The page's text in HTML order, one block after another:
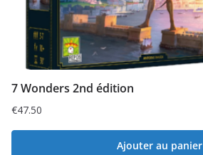
7 Wonders 2nd édition
€47.50
Ajouter au panier